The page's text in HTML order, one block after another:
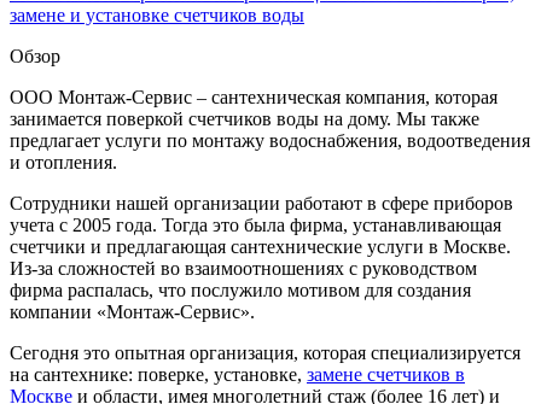
замене и установке счетчиков воды
Обзор
ООО Монтаж-Сервис – сантехническая компания, которая
занимается поверкой счетчиков воды на дому. Мы также
предлагает услуги по монтажу водоснабжения, водоотведения
и отопления.
Сотрудники нашей организации работают в сфере приборов
учета с 2005 года. Тогда это была фирма, устанавливающая
счетчики и предлагающая сантехнические услуги в Москве.
Из-за сложностей во взаимоотношениях с руководством
фирма распалась, что послужило мотивом для создания
компании «Монтаж-Сервис».
Сегодня это опытная организация, которая специализируется
на сантехнике: поверке, установке, замене счетчиков в
Москве и области, имея многолетний стаж (более 16 лет) и